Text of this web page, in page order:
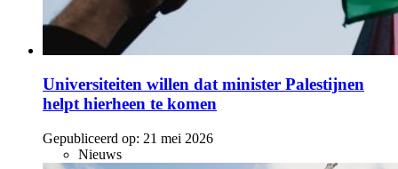
Universiteiten willen dat minister Palestijnen
helpt hierheen te komen
Gepubliceerd op: 21 mei 2026
Nieuws